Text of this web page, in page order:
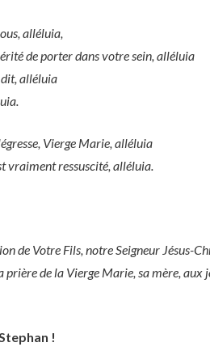
alléluia,
de porter dans votre sein, alléluia
dit, alléluia
Vierge Marie, alléluia
vraiment ressuscité, alléluia.
de Votre Fils, notre Seigneur Jésus-
de la Vierge Marie, sa mère, aux
!